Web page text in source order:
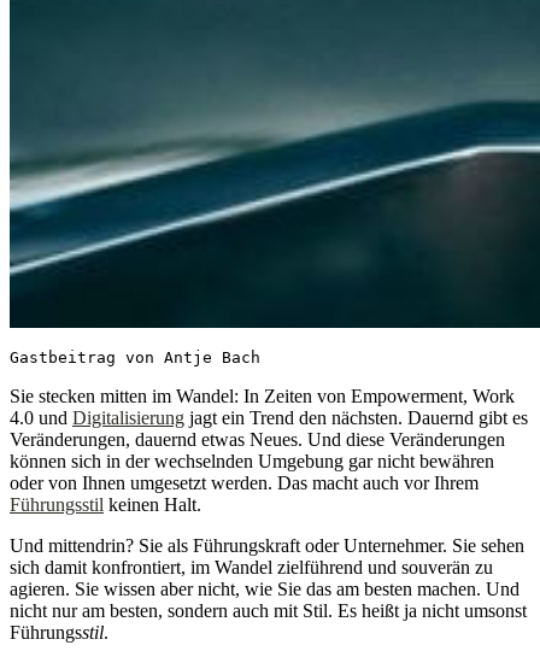
Gastbeitrag von Antje Bach
Sie stecken mitten im Wandel: In Zeiten von Empowerment, Work
4.0 und Digitalisierung jagt ein Trend den nächsten. Dauernd gibt es
Veränderungen, dauernd etwas Neues. Und diese Veränderungen
können sich in der wechselnden Umgebung gar nicht bewähren
oder von Ihnen umgesetzt werden. Das macht auch vor Ihrem
Führungsstil keinen Halt.
Und mittendrin? Sie als Führungskraft oder Unternehmer. Sie sehen
sich damit konfrontiert, im Wandel zielführend und souverän zu
agieren. Sie wissen aber nicht, wie Sie das am besten machen. Und
nicht nur am besten, sondern auch mit Stil. Es heißt ja nicht umsonst
Führungsstil.